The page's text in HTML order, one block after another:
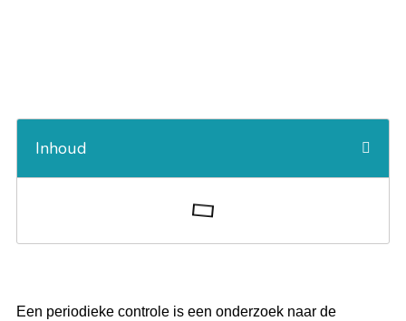
Inhoud
Een periodieke controle is een onderzoek naar de